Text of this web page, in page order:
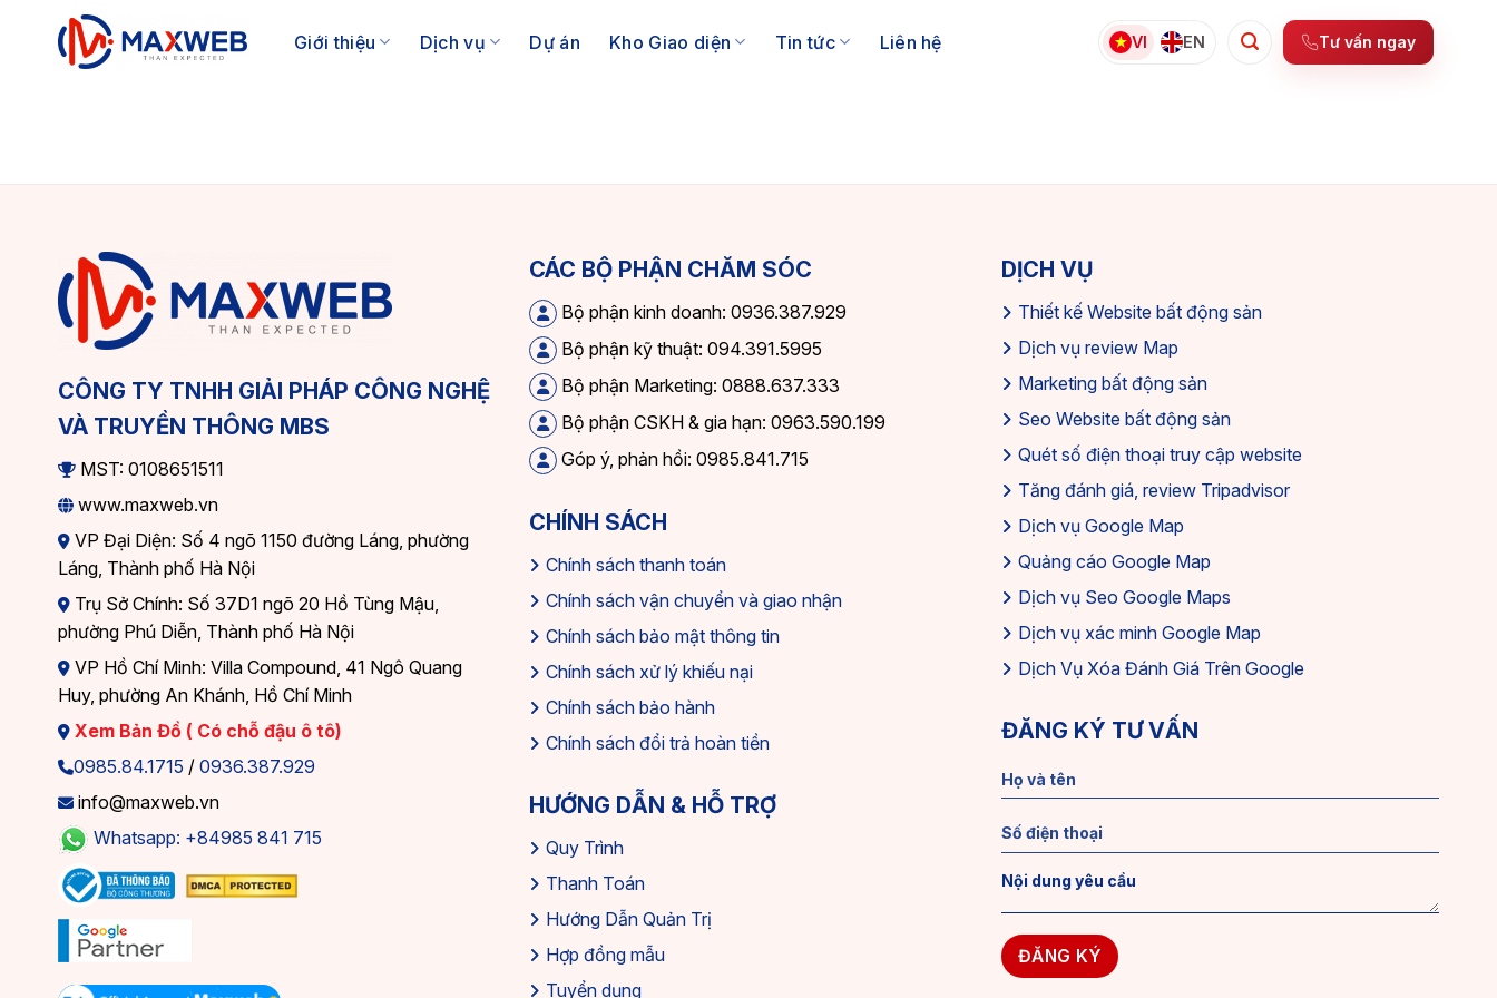
Giới thiệu Dịch vụ Dự án Kho Giao diện Tin tức Liên hệ VI EN Tư vấn ngay
CÔNG TY TNHH GIẢI PHÁP CÔNG NGHỆ
VÀ TRUYỀN THÔNG MBS
MST: 0108651511
www.maxweb.vn
VP Đại Diện: Số 4 ngõ 1150 đường Láng, phường
Láng, Thành phố Hà Nội
Trụ Sở Chính: Số 37D1 ngõ 20 Hồ Tùng Mậu,
phường Phú Diễn, Thành phố Hà Nội
VP Hồ Chí Minh: Villa Compound, 41 Ngô Quang
Huy, phường An Khánh, Hồ Chí Minh
Xem Bản Đồ ( Có chỗ đậu ô tô)
0985.84.1715 / 0936.387.929
info@maxweb.vn
Whatsapp: +84985 841 715
CÁC BỘ PHẬN CHĂM SÓC
Bộ phận kinh doanh: 0936.387.929
Bộ phận kỹ thuật: 094.391.5995
Bộ phận Marketing: 0888.637.333
Bộ phận CSKH & gia hạn: 0963.590.199
Góp ý, phản hồi: 0985.841.715
CHÍNH SÁCH
Chính sách thanh toán
Chính sách vận chuyển và giao nhận
Chính sách bảo mật thông tin
Chính sách xử lý khiếu nại
Chính sách bảo hành
Chính sách đổi trả hoàn tiền
HƯỚNG DẪN & HỖ TRỢ
Quy Trình
Thanh Toán
Hướng Dẫn Quản Trị
Hợp đồng mẫu
Tuyển dụng
DỊCH VỤ
Thiết kế Website bất động sản
Dịch vụ review Map
Marketing bất động sản
Seo Website bất động sản
Quét số điện thoại truy cập website
Tăng đánh giá, review Tripadvisor
Dịch vụ Google Map
Quảng cáo Google Map
Dịch vụ Seo Google Maps
Dịch vụ xác minh Google Map
Dịch Vụ Xóa Đánh Giá Trên Google
ĐĂNG KÝ TƯ VẤN